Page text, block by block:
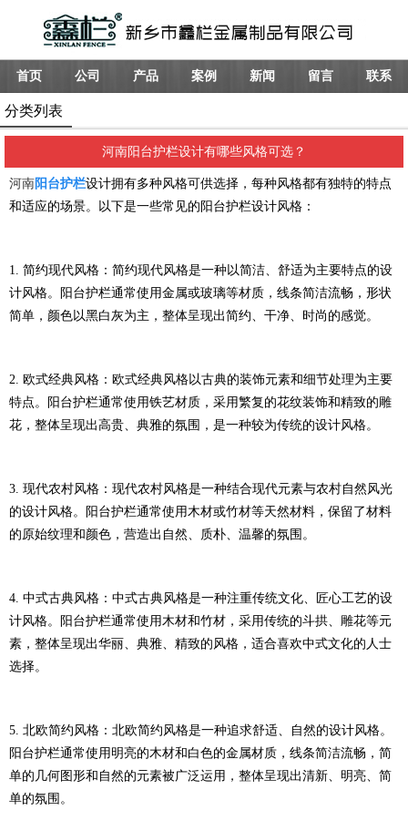
首页 公司 产品 案例 新闻 留言 联系
分类列表
河南阳台护栏设计有哪些风格可选？
河南阳台护栏设计拥有多种风格可供选择，每种风格都有独特的特点
和适应的场景。以下是一些常见的阳台护栏设计风格：
1. 简约现代风格：简约现代风格是一种以简洁、舒适为主要特点的设
计风格。阳台护栏通常使用金属或玻璃等材质，线条简洁流畅，形状
简单，颜色以黑白灰为主，整体呈现出简约、干净、时尚的感觉。
2. 欧式经典风格：欧式经典风格以古典的装饰元素和细节处理为主要
特点。阳台护栏通常使用铁艺材质，采用繁复的花纹装饰和精致的雕
花，整体呈现出高贵、典雅的氛围，是一种较为传统的设计风格。
3. 现代农村风格：现代农村风格是一种结合现代元素与农村自然风光
的设计风格。阳台护栏通常使用木材或竹材等天然材料，保留了材料
的原始纹理和颜色，营造出自然、质朴、温馨的氛围。
4. 中式古典风格：中式古典风格是一种注重传统文化、匠心工艺的设
计风格。阳台护栏通常使用木材和竹材，采用传统的斗拱、雕花等元
素，整体呈现出华丽、典雅、精致的风格，适合喜欢中式文化的人士
选择。
5. 北欧简约风格：北欧简约风格是一种追求舒适、自然的设计风格。
阳台护栏通常使用明亮的木材和白色的金属材质，线条简洁流畅，简
单的几何图形和自然的元素被广泛运用，整体呈现出清新、明亮、简
单的氛围。